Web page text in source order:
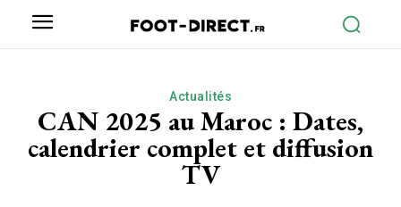
Actualités
CAN 2025 au Maroc : Dates,
calendrier complet et diffusion
TV